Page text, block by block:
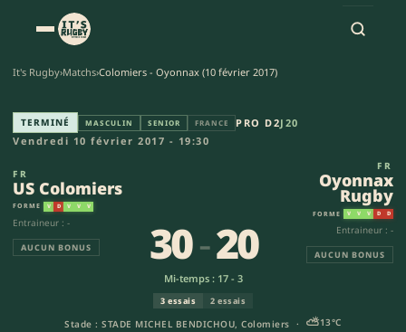
It's Rugby›Matchs›Colomiers - Oyonnax (10 février 2017)
US Colomiers - Oyonnax
TERMINÉ MASCULIN SENIOR FRANCE PRO D2J20
Vendredi 10 février 2017 - 19:30
FR
US Colomiers
FORME V D V V V
Entraineur : -
AUCUN BONUS
Stade : STADE MICHEL BENDICHOU, Colomiers · ⛅13°C
30-20
Mi-temps : 17 - 3
3 essais 2 essais
FR
Oyonnax
Rugby
FORME V V V D D
Entraineur : -
AUCUN BONUS